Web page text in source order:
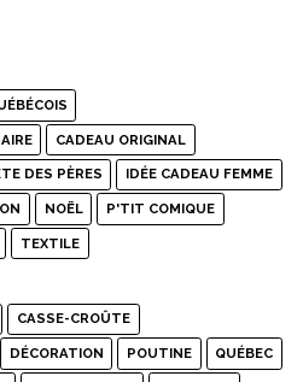
CADEAU ORIGINAL
DES PÈRES IDÉE CADEAU FEMME
NOËL P'TIT COMIQUE
TEXTILE
CASSE-CROÛTE
DÉCORATION POUTINE QUÉBEC